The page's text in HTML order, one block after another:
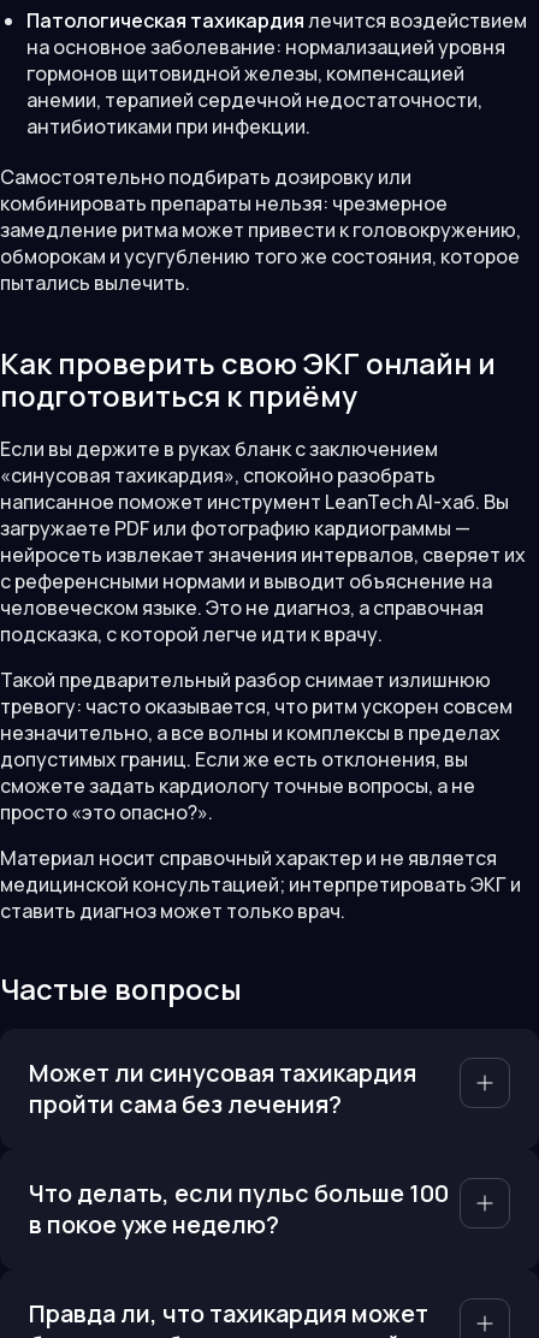
Патологическая тахикардиялечится воздействием
на основное заболевание: нормализацией уровня
гормонов щитовидной железы, компенсацией
анемии, терапией сердечной недостаточности,
антибиотиками при инфекции.
Самостоятельно подбирать дозировку или
комбинировать препараты нельзя: чрезмерное
замедление ритма может привести к головокружению,
обморокам и усугублению того же состояния, которое
пытались вылечить.
Как проверить свою ЭКГ онлайн и
подготовиться к приёму
Если вы держите в руках бланк с заключением
«синусовая тахикардия», спокойно разобрать
написанное поможет инструмент LeanTech AI-хаб. Вы
загружаете PDF или фотографию кардиограммы —
нейросеть извлекает значения интервалов, сверяет их
с референсными нормами и выводит объяснение на
человеческом языке. Это не диагноз, а справочная
подсказка, с которой легче идти к врачу.
Такой предварительный разбор снимает излишнюю
тревогу: часто оказывается, что ритм ускорен совсем
незначительно, а все волны и комплексы в пределах
допустимых границ. Если же есть отклонения, вы
сможете задать кардиологу точные вопросы, а не
просто «это опасно?».
Материал носит справочный характер и не является
медицинской консультацией; интерпретировать ЭКГ и
ставить диагноз может только врач.
Частые вопросы
Может ли синусовая тахикардия
пройти сама без лечения?
Что делать, если пульс больше 100
в покое уже неделю?
Правда ли, что тахикардия может